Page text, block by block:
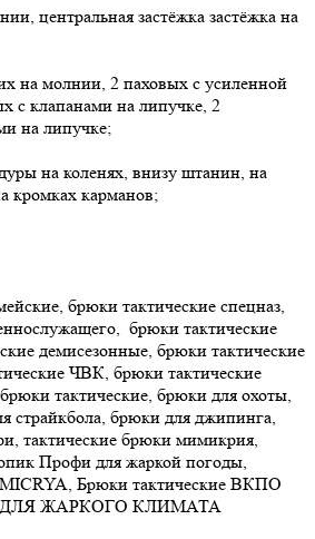
застёжка застёжка на
молнии, 2 паховых с усиленной
с клапанами на липучке, 2
на липучке;
на коленях, внизу штанин, на
кромках карманов;
брюки тактические спецназ,
брюки тактические
демисезонные, брюки тактические
ЧВК, брюки тактические
тактические, брюки для охоты,
страйкбола, брюки для джипинга,
тактические брюки мимикрия,
Профи для жаркой погоды,
Брюки тактические ВКПО
ЖАРКОГО КЛИМАТА